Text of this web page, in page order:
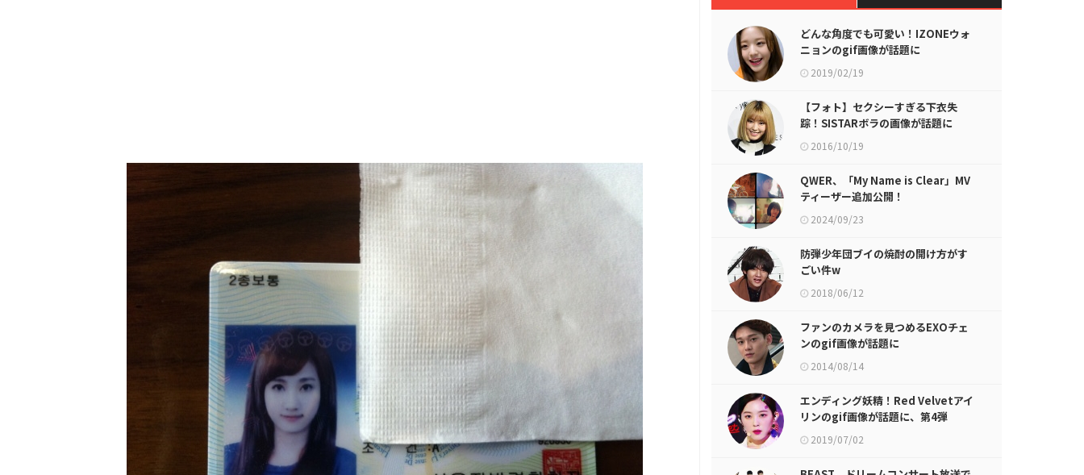
どんな角度でも可愛い！IZONEウォ
ニョンのgif画像が話題に
2019/02/19
【フォト】セクシーすぎる下衣失
踪！SISTARボラの画像が話題に
2016/10/19
QWER、「My Name is Clear」MV
ティーザー追加公開！
2024/09/23
防弾少年団ブイの焼酎の開け方がす
ごい件w
2018/06/12
ファンのカメラを見つめるEXOチェ
ンのgif画像が話題に
2014/08/14
エンディング妖精！Red Velvetアイ
リンのgif画像が話題に、第4弾
2019/07/02